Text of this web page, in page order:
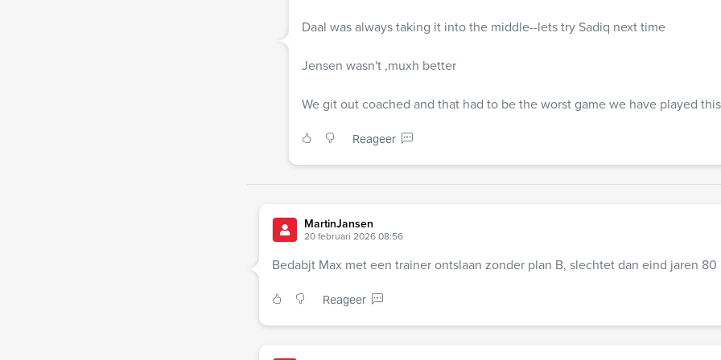
Daal was always taking it into the middle--lets try Sadiq next time
Jensen wasn't ,muxh better
We git out coached and that had to be the worst game we have played
Reageer
MartinJansen
20 februari 2026 08:56
Bedabjt Max met een trainer ontslaan zonder plan B, slechtet dan eind jaren 80
Reageer